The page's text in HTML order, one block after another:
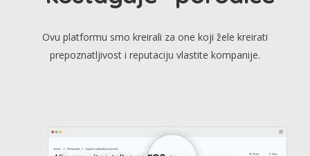
Ovu platformu smo kreirali za one koji žele kreirati
prepoznatljivost i reputaciju vlastite kompanije.